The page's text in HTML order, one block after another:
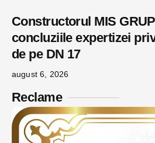
Constructorul MIS
concluziile expertizei
de pe DN 17
august 6, 2026
Reclame